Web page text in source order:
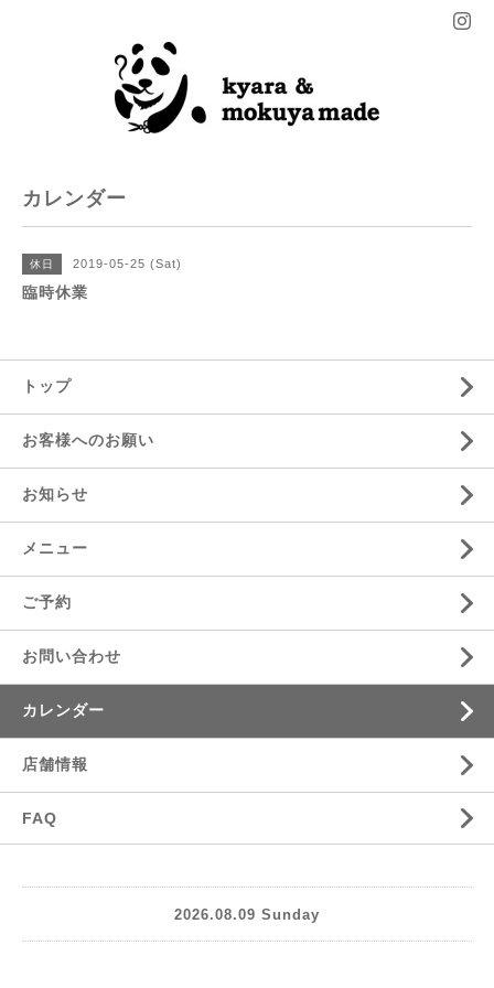
カレンダー
休日 2019-05-25 (Sat)
臨時休業
トップ
お客様へのお願い
お知らせ
メニュー
ご予約
お問い合わせ
カレンダー
店舗情報
FAQ
2026.08.09 Sunday